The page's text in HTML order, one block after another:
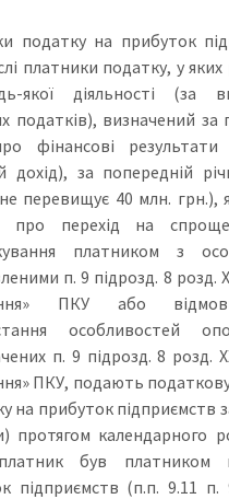
податку на прибуток
платники податку, у яких
якої діяльності (за
податків), визначений за
фінансові
дохід), за попередній
перевищує 40 млн. грн.),
про перехід на
платником з
п. 9 підрозд. 8 розд.
ПКУ або
особливостей
п. 9 підрозд. 8 розд.
ПКУ, подають
на прибуток підприємств
протягом календарного
був платником
підприємств (п.п. 9.11 п.